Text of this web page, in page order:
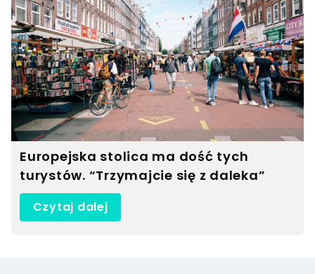
Europejska stolica ma dość tych
turystów. “Trzymajcie się z daleka”
Czytaj dalej